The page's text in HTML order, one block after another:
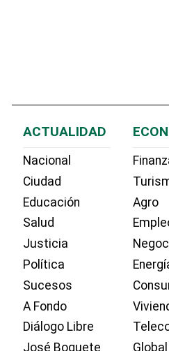
ACTUALIDAD
Nacional
Ciudad
Educación
Salud
Justicia
Política
Sucesos
A Fondo
Diálogo Libre
José Boquete
Agro